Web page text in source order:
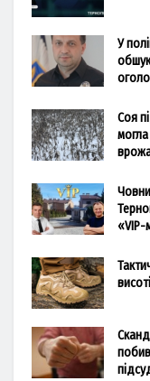
У
Соя
«VIP-
висоті